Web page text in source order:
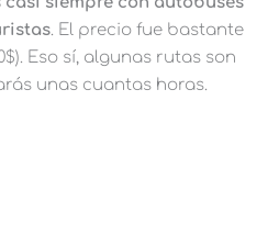
. El precio fue bastante
Eso sí, algunas rutas son
unas cuantas horas.